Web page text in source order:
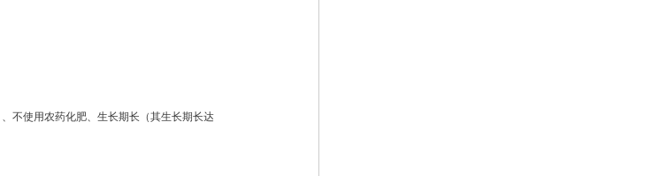
不使用农药化肥、生长期长（其生长期长达